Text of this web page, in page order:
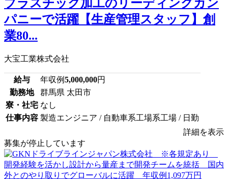
プラスチック加工のリーディングカン
パニーで活躍【生産管理スタッフ】創
業80...
大宝工業株式会社
給与 年収例5,000,000円
勤務地
群馬県 太田市
寮・社宅 なし
仕事内容 製造エンジニア / 自動車系工場系工場 / 日勤
詳細を表示
募集が停止しています